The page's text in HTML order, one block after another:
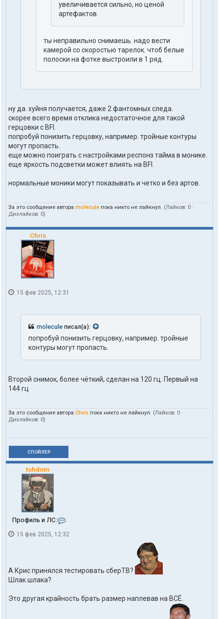
увеличивается сильно, но ценой
артефактов.
ты неправильно снимаешь. надо вести
камерой со скоростью тарелок. чтоб белые
полоски на фотке выстроили в 1 ряд.
ну да. хуйня получается, даже 2 фантомных следа.
скорее всего время отклика недостаточное для такой
герцовки с BFI.
попробуй понизить герцовку, например. тройные контуры
могут пропасть.
еще можно поиграть с настройками респонз тайма в монике.
еще яркость подсветки может влиять на BFI.
нормальные моники могут показывать и четко и без артов.
За это сообщение автора molecule пока никто не лайкнул. (Лайков: 0 ·
Дизлайков: 0)
Chris
15 фев 2025, 12:31
molecule писал(а):
попробуй понизить герцовку, например. тройные
контуры могут пропасть.
Второй снимок, более чёткий, сделан на 120 гц. Первый на
144 гц
За это сообщение автора Chris пока никто не лайкнул. (Лайков: 0 ·
Дизлайков: 0)
СПОЙЛЕР
tohdom
Профиль и ЛС:
н
ы
л
15 фев 2025, 12:32
А Крис принялся тестировать сберТВ?
Шлак шлака?
Это другая крайность брать размер наплевав на ВСЁ.